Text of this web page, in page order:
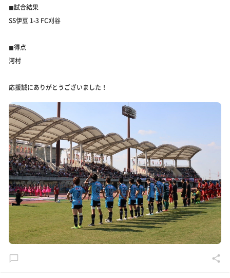
◼︎試合結果
SS伊豆 1-3 FC刈谷
◼︎得点
河村
応援誠にありがとうございました！